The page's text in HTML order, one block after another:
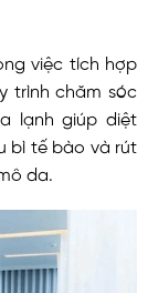
việc tích hợp
trình chăm sóc
lạnh giúp diệt
bì tế bào và rút
da.